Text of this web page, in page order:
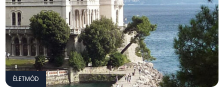
ÉLETMÓD